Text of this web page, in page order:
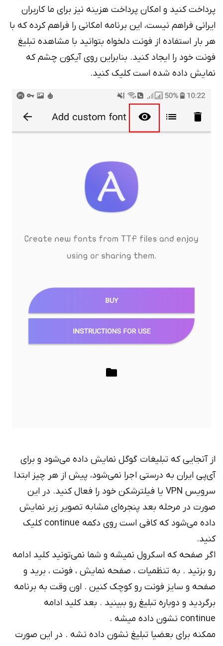
پرداخت کنید و امکان پرداخت هزینه نیز برای ما کاربران
ایرانی فراهم نیست، این برنامه امکانی را فراهم کرده که با
هر بار استفاده از فونت دلخواه بتوانید با مشاهده تبلیغ
فونت خود را ایجاد کنید. بنابراین روی آیکون چشم که
نمایش داده شده است کلیک کنید.
از آنجایی که تبلیغات گوگل نمایش داده می‌شود و برای
آی‌پی ایران به درستی اجرا نمی‌شود، پیش از هر چیز ابتدا
سرویس VPN یا فیلترشکن خود را فعال کنید. در این
صورت در مرحله بعد پنجره‌ای مشابه تصویر زیر نمایش
داده می‌شود که کافی است روی دکمه continue کلیک
کنید.
اگر صفحه که اسکرول نمیشه و شما نمی‌تونید کلید ادامه
رو بزنید . به تنظمیات ، صفحه نمایش ، فونت ، برید و
صفحه و سایز فونت رو کوچک کنین . اون وقت به برنامه
برگردید و دوباره تبلیغ رو ببینید ‌. بعد کلید ادامه
continue نشون داده میشه .
ممکنه برای بعضیا تبلیغ نشون داده نشه . در این صورت